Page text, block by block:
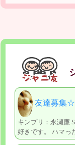
友達募集☆
キンプリ：永瀬廉
好きです。 ハマっ